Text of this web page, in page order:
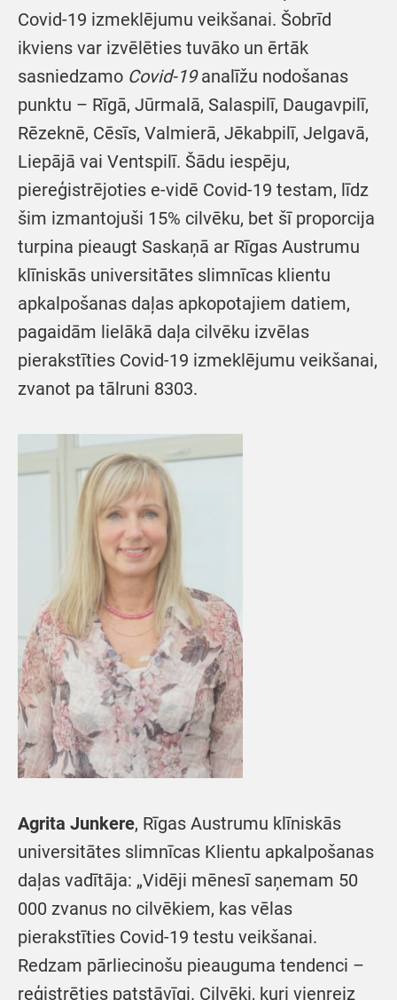
Covid-19 izmeklējumu veikšanai. Šobrīd
ikviens var izvēlēties tuvāko un ērtāk
sasniedzamo Covid-19analīžu nodošanas
punktu – Rīgā, Jūrmalā, Salaspilī, Daugavpilī,
Rēzeknē, Cēsīs, Valmierā, Jēkabpilī, Jelgavā,
Liepājā vai Ventspilī. Šādu iespēju,
piereģistrējoties e-vidē Covid-19 testam, līdz
šim izmantojuši 15% cilvēku, bet šī proporcija
turpina pieaugt Saskaņā ar Rīgas Austrumu
klīniskās universitātes slimnīcas klientu
apkalpošanas daļas apkopotajiem datiem,
pagaidām lielākā daļa cilvēku izvēlas
pierakstīties Covid-19 izmeklējumu veikšanai,
zvanot pa tālruni 8303.
Agrita Junkere, Rīgas Austrumu klīniskās
universitātes slimnīcas Klientu apkalpošanas
daļas vadītāja: „Vidēji mēnesī saņemam 50
000 zvanus no cilvēkiem, kas vēlas
pierakstīties Covid-19 testu veikšanai.
Redzam pārliecinošu pieauguma tendenci –
reģistrēties patstāvīgi. Cilvēki, kuri vienreiz